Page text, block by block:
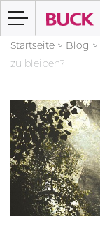
Startseite > Blog >
zu bleiben?